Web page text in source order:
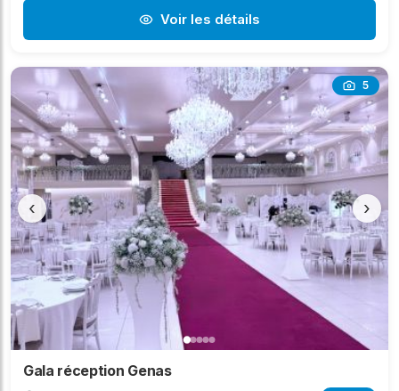
Voir les détails
5
‹ ›
Gala réception Genas